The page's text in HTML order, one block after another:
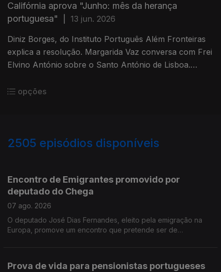
Califórnia aprova "Junho: mês da herança
portuguesa"
13 jun. 2026
Diniz Borges, do Instituto Português Além Fronteiras
explica a resolução. Margarida Vaz conversa com Frei
Elvino António sobre o Santo António de Lisboa.
Cristina Borges.
opções
2505 episódios disponíveis
Encontro de Emigrantes promovido por
deputado do Chega
07 ago. 2026
O deputado José Dias Fernandes, eleito pela emigração na
Europa, promove um encontro que pretende ser de
Prova de vida para pensionistas portugueses